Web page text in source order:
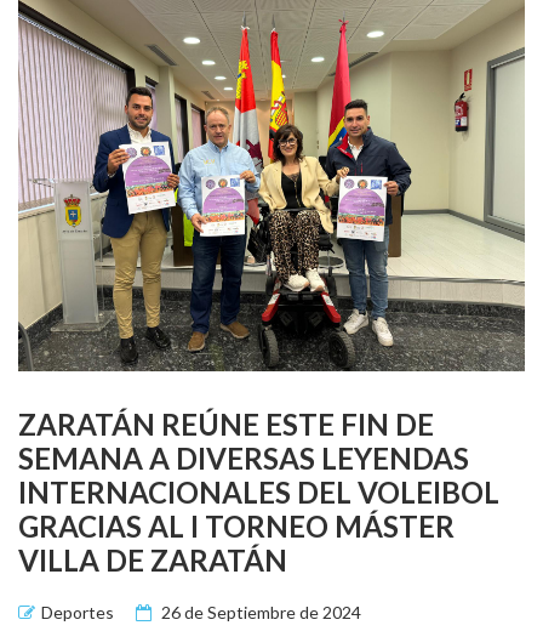
ZARATÁN REÚNE ESTE FIN DE
SEMANA A DIVERSAS LEYENDAS
INTERNACIONALES DEL VOLEIBOL
GRACIAS AL I TORNEO MÁSTER
VILLA DE ZARATÁN
Deportes 26 de Septiembre de 2024